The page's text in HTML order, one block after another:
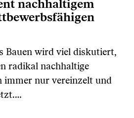
nachhaltigem
Bauen wird viel diskutiert,
radikal nachhaltige
immer nur vereinzelt und